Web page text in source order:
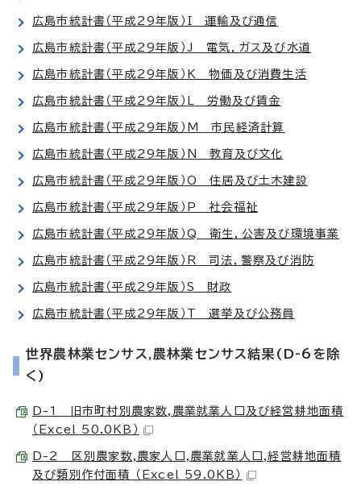
広島市統計書（平成29年版）I 運輸及び通信
広島市統計書（平成29年版）J 電気，ガス及び水道
広島市統計書（平成29年版）K 物価及び消費生活
広島市統計書（平成29年版）L 労働及び賃金
広島市統計書（平成29年版）M 市民経済計算
広島市統計書（平成29年版）N 教育及び文化
広島市統計書（平成29年版）O 住居及び土木建設
広島市統計書（平成29年版）P 社会福祉
広島市統計書（平成29年版）Q 衛生，公害及び環境事業
広島市統計書（平成29年版）R 司法，警察及び消防
広島市統計書（平成29年版）S 財政
広島市統計書（平成29年版）T 選挙及び公務員
世界農林業センサス,農林業センサス結果(D-6を除
く)
D-1 旧市町村別農家数,農業就業人口及び経営耕地面積
（Excel 50.0KB）
D-2 区別農家数,農家人口,農業就業人口,経営耕地面積
及び類別作付面積 （Excel 59.0KB）